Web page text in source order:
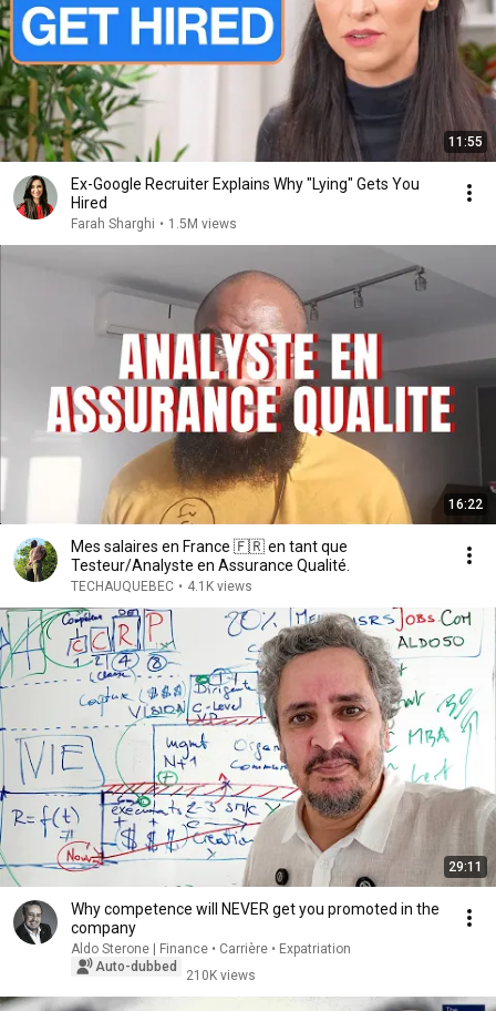
11:55
Ex-Google Recruiter Explains Why "Lying" Gets You
Hired
Farah Sharghi • 1.5M views
16:22
Mes salaires en France 🇫🇷 en tant que
Testeur/Analyste en Assurance Qualité.
TECHAUQUEBEC • 4.1K views
29:11
Why competence will NEVER get you promoted in the
company
Aldo Sterone | Finance • Carrière • Expatriation
Auto-dubbed
210K views